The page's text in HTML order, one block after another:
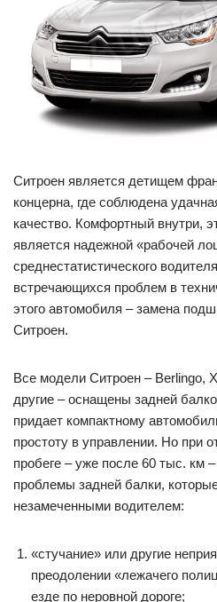
Ситроен является детищем
концерна, где соблюдена
качество. Комфортный внутри,
является надежной «рабочей
среднестатистического
встречающихся проблем в
этого автомобиля – замена
Ситроен.
Все модели Ситроен – Berlingo,
другие – оснащены задней
придает компактному
простоту в управлении. Но при
пробеге – уже после 60 тыс. км
проблемы задней балки,
незамеченными водителем:
«стучание» или другие
преодолении «лежачего
езде по неровной дороге;